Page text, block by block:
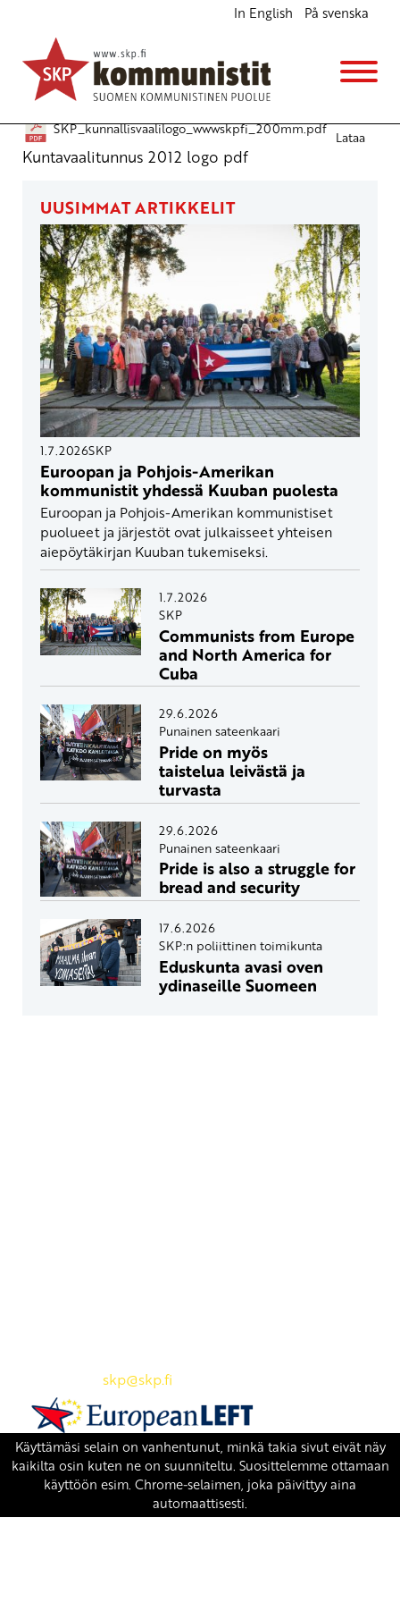
In English På svenska
Kuntavaalitunnus 2012 pdf
Julkiset materiaalit
25.9.2012 - 10:31
SKP_kunnallisvaalilogo_wwwskpfi_200mm.pdf
Lataa
Kuntavaalitunnus 2012 logo pdf
UUSIMMAT ARTIKKELIT
1.7.2026SKP
Euroopan ja Pohjois-Amerikan
kommunistit yhdessä Kuuban puolesta
Euroopan ja Pohjois-Amerikan kommunistiset
puolueet ja järjestöt ovat julkaisseet yhteisen
aiepöytäkirjan Kuuban tukemiseksi.
1.7.2026
SKP
Communists from Europe
and North America for
Cuba
29.6.2026
Punainen sateenkaari
Pride on myös
taistelua leivästä ja
turvasta
29.6.2026
Punainen sateenkaari
Pride is also a struggle for
bread and security
17.6.2026
SKP:n poliittinen toimikunta
Eduskunta avasi oven
ydinaseille Suomeen
skp@skp.fi
SKP on Euroopan Vasemmistopuolueen jäsen.
european-left.org
european-left.org/manifesto/